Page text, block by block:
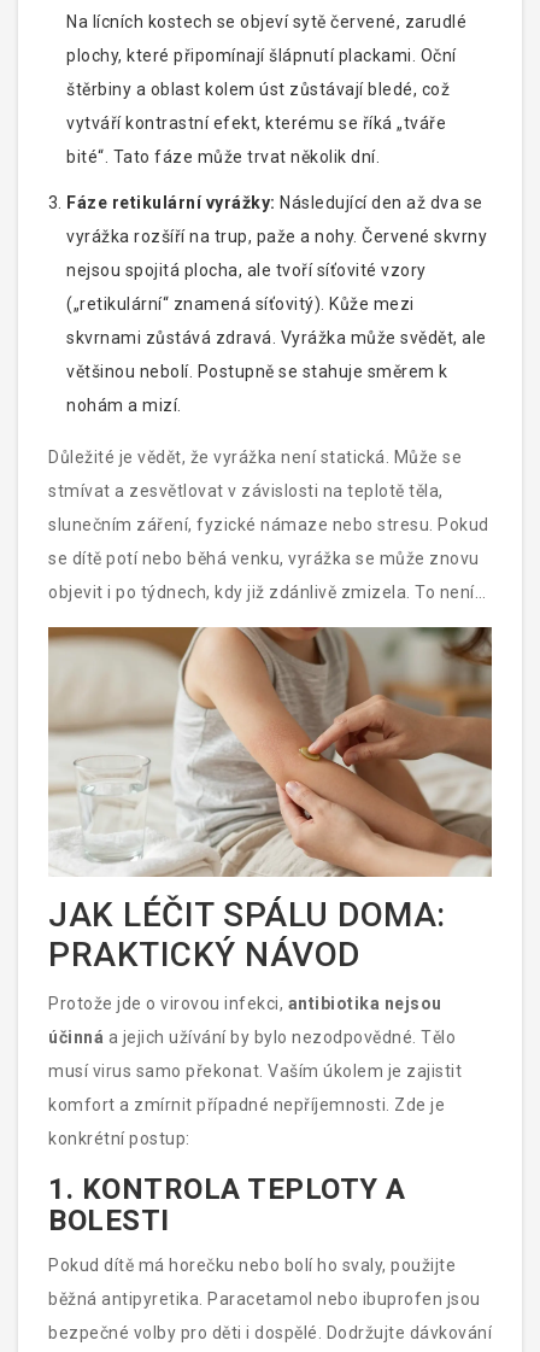
Na lícních kostech se objeví sytě červené, zarudlé
plochy, které připomínají šlápnutí plackami. Oční
štěrbiny a oblast kolem úst zůstávají bledé, což
vytváří kontrastní efekt, kterému se říká „tváře
bité“. Tato fáze může trvat několik dní.
Fáze retikulární vyrážky: Následující den až dva se
vyrážka rozšíří na trup, paže a nohy. Červené skvrny
nejsou spojitá plocha, ale tvoří síťovité vzory
(„retikulární“ znamená síťovitý). Kůže mezi
skvrnami zůstává zdravá. Vyrážka může svědět, ale
většinou nebolí. Postupně se stahuje směrem k
nohám a mizí.
Důležité je vědět, že vyrážka není statická. Může se
stmívat a zesvětlovat v závislosti na teplotě těla,
slunečním záření, fyzické námaze nebo stresu. Pokud
se dítě potí nebo běhá venku, vyrážka se může znovu
objevit i po týdnech, kdy již zdánlivě zmizela. To není
návrat nemoci, ale jen reakce kůže na změny
JAK LÉČIT SPÁLU DOMA:
PRAKTICKÝ NÁVOD
Protože jde o virovou infekci, antibiotika nejsou
účinná a jejich užívání by bylo nezodpovědné. Tělo
musí virus samo překonat. Vaším úkolem je zajistit
komfort a zmírnit případné nepříjemnosti. Zde je
konkrétní postup:
1. KONTROLA TEPLOTY A
BOLESTI
Pokud dítě má horečku nebo bolí ho svaly, použijte
běžná antipyretika. Paracetamol nebo ibuprofen jsou
bezpečné volby pro děti i dospělé. Dodržujte dávkování